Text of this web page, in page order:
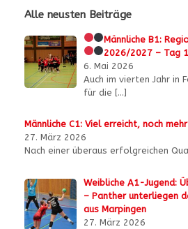
Alle neusten Beiträge
Männliche B1:
2026/2027 – Tag 1
6. Mai 2026
Auch im vierten Jahr in
für die […]
Männliche C1: Viel erreicht, noch
27. März 2026
Nach einer überaus erfolgreichen
Weibliche A1-Jugend:
– Panther unterliegen
aus Marpingen
27. März 2026